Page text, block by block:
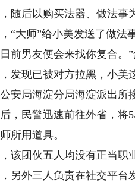
随后以购买法器、做法事
师”给小美发送了做法
前男友便会来找你复合。
发现已被对方拉黑，小美
局海淀分局海淀派出所
，民警迅速前往外省，将
所用道具。
团伙五人均没有正当职
另外三人负责在社交平台